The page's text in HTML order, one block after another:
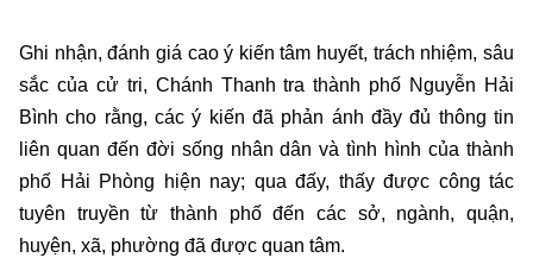
Ghi nhận, đánh giá cao ý kiến tâm huyết, trách nhiệm, sâu
sắc của cử tri, Chánh Thanh tra thành phố Nguyễn Hải
Bình cho rằng, các ý kiến đã phản ánh đầy đủ thông tin
liên quan đến đời sống nhân dân và tình hình của thành
phố Hải Phòng hiện nay; qua đấy, thấy được công tác
tuyên truyền từ thành phố đến các sở, ngành, quận,
huyện, xã, phường đã được quan tâm.